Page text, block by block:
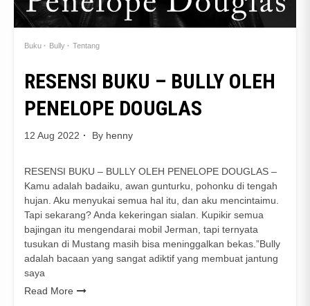
Buku Bully Tentang
RESENSI BUKU – BULLY OLEH
PENELOPE DOUGLAS
12 Aug 2022 By henny
RESENSI BUKU – BULLY OLEH PENELOPE DOUGLAS –
Kamu adalah badaiku, awan gunturku, pohonku di tengah
hujan. Aku menyukai semua hal itu, dan aku mencintaimu.
Tapi sekarang? Anda kekeringan sialan. Kupikir semua
bajingan itu mengendarai mobil Jerman, tapi ternyata
tusukan di Mustang masih bisa meninggalkan bekas.”Bully
adalah bacaan yang sangat adiktif yang membuat jantung
saya
Read More